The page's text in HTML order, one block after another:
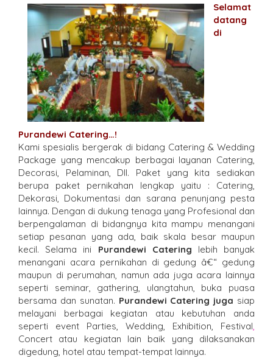
Selamat
datang
di
Purandewi Catering…!
Kami spesialis bergerak di bidang Catering & Wedding
Package yang mencakup berbagai layanan Catering,
Decorasi, Pelaminan, Dll. Paket yang kita sediakan
berupa paket pernikahan lengkap yaitu : Catering,
Dekorasi, Dokumentasi dan sarana penunjang pesta
lainnya. Dengan di dukung tenaga yang Profesional dan
berpengalaman di bidangnya kita mampu menangani
setiap pesanan yang ada, baik skala besar maupun
kecil. Selama ini Purandewi Catering lebih banyak
menangani acara pernikahan di gedung â€“ gedung
maupun di perumahan, namun ada juga acara lainnya
seperti seminar, gathering, ulangtahun, buka puasa
bersama dan sunatan. Purandewi Catering juga siap
melayani berbagai kegiatan atau kebutuhan anda
seperti event Parties, Wedding, Exhibition, Festival,
Concert atau kegiatan lain baik yang dilaksanakan
digedung, hotel atau tempat-tempat lainnya.